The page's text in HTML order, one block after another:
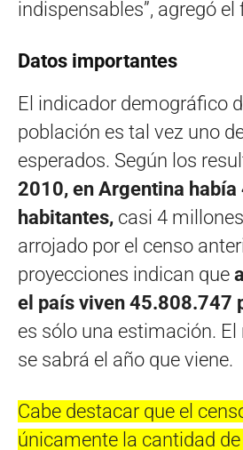
indispensables”, agregó
Datos importantes
El indicador demográfico
población es tal vez uno
esperados. Según los
2010, en Argentina
habitantes, casi 4
arrojado por el censo
proyecciones indican que
el país viven 45.808.747
es sólo una estimación.
se sabrá el año que viene.
Cabe destacar que el
únicamente la cantidad